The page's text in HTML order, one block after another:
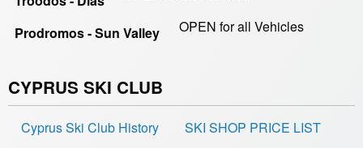
Prodromos - Sun Valley OPEN for all Vehicles
CYPRUS SKI CLUB
Cyprus Ski Club History
SKI SHOP PRICE LIST